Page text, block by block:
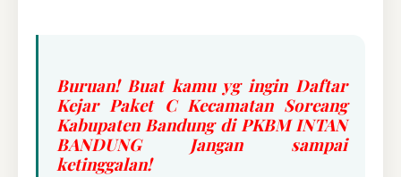
Buruan! Buat kamu yg ingin Daftar
Kejar Paket C Kecamatan Soreang
Kabupaten Bandung di PKBM INTAN
BANDUNG Jangan sampai
ketinggalan!